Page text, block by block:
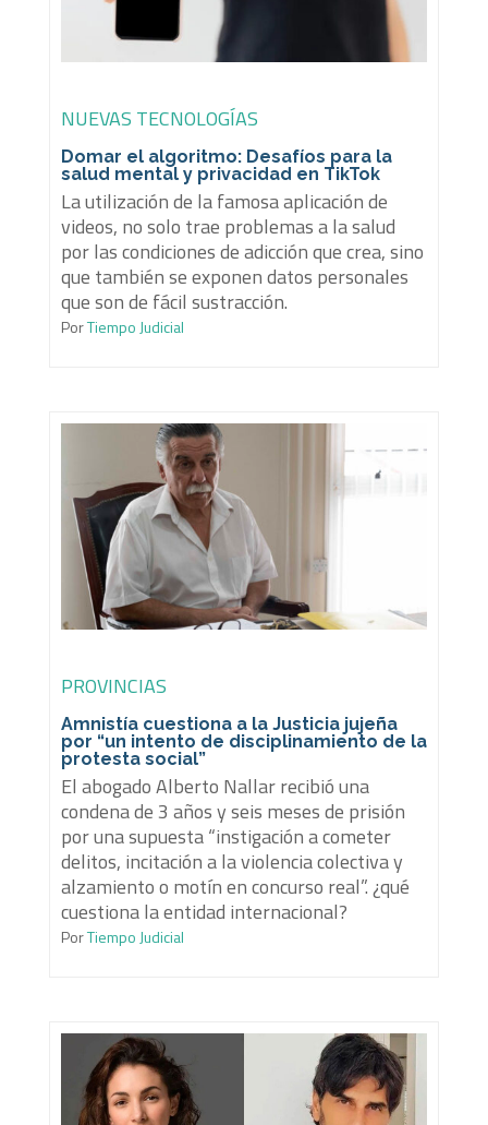
NUEVAS TECNOLOGÍAS
Domar el algoritmo: Desafíos para la
salud mental y privacidad en TikTok
La utilización de la famosa aplicación de
videos, no solo trae problemas a la salud
por las condiciones de adicción que crea, sino
que también se exponen datos personales
que son de fácil sustracción.
PorTiempo Judicial
PROVINCIAS
Amnistía cuestiona a la Justicia jujeña
por “un intento de disciplinamiento de la
protesta social”
El abogado Alberto Nallar recibió una
condena de 3 años y seis meses de prisión
por una supuesta “instigación a cometer
delitos, incitación a la violencia colectiva y
alzamiento o motín en concurso real”. ¿qué
cuestiona la entidad internacional?
PorTiempo Judicial